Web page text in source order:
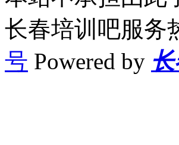
长春培训吧服务
号 Powered by